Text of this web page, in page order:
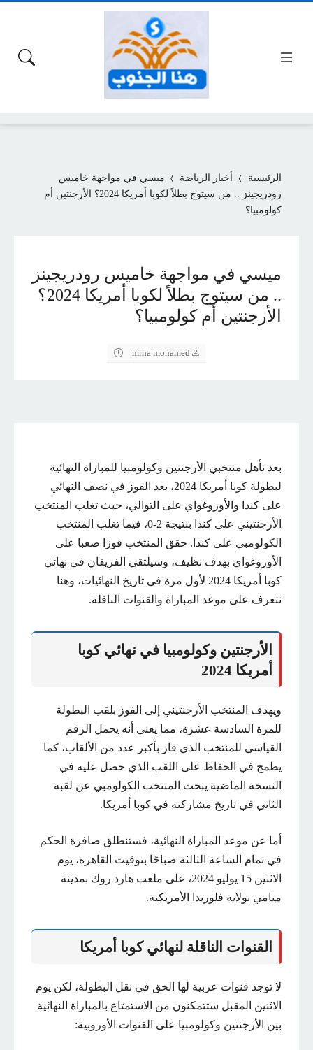
الرئيسية أخبار الرياضة
ميسي في مواجهة خاميس
رودريجينز .. من سيتوج بطلاً لكوبا أمريكا 2024؟ الأرجنتين أم
كولومبيا؟
ميسي في مواجهة خاميس رودريجينز
.. من سيتوج بطلاً لكوبا أمريكا 2024؟
الأرجنتين أم كولومبيا؟
mrna mohamed
بعد تأهل منتخبي الأرجنتين وكولومبيا للمباراة النهائية
لبطولة كوبا أمريكا 2024، بعد الفوز في نصف النهائي
على كندا والأوروغواي على التوالي، حيث تغلب المنتخب
الأرجنتيني على كندا بنتيجة 2-0، فيما تغلب المنتخب
الكولومبي على كندا. حقق المنتخب فوزا صعبا على
الأوروغواي بهدف نظيف، وسيلتقي الفريقان في نهائي
كوبا أمريكا 2024 لأول مرة في تاريخ النهائيات، وهنا
نتعرف على موعد المباراة والقنوات الناقلة.
الأرجنتين وكولومبيا في نهائي كوبا
أمريكا 2024
ويهدف المنتخب الأرجنتيني إلى الفوز بلقب البطولة
للمرة السادسة عشرة، مما يعني أنه يحمل الرقم
القياسي للمنتخب الذي فاز بأكبر عدد من الألقاب، كما
يطمح في الحفاظ على اللقب الذي حصل عليه في
النسخة الماضية يبحث المنتخب الكولومبي عن لقبه
الثاني في تاريخ مشاركته في كوبا أمريكا.
أما عن موعد المباراة النهائية، فستنطلق صافرة الحكم
في تمام الساعة الثالثة صباحًا بتوقيت القاهرة، يوم
الاثنين 15 يوليو 2024، على ملعب هارد روك بمدينة
ميامي بولاية فلوريدا الأمريكية.
القنوات الناقلة لنهائي كوبا أمريكا
لا توجد قنوات عربية لها الحق في نقل البطولة، لكن يوم
الاثنين المقبل ستتمكنون من الاستمتاع بالمباراة النهائية
بين الأرجنتين وكولومبيا على القنوات الأوروبية: